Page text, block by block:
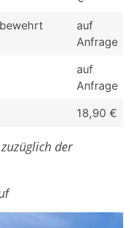
bewehrt
auf
Anfrage
auf
Anfrage
18,90 €
der